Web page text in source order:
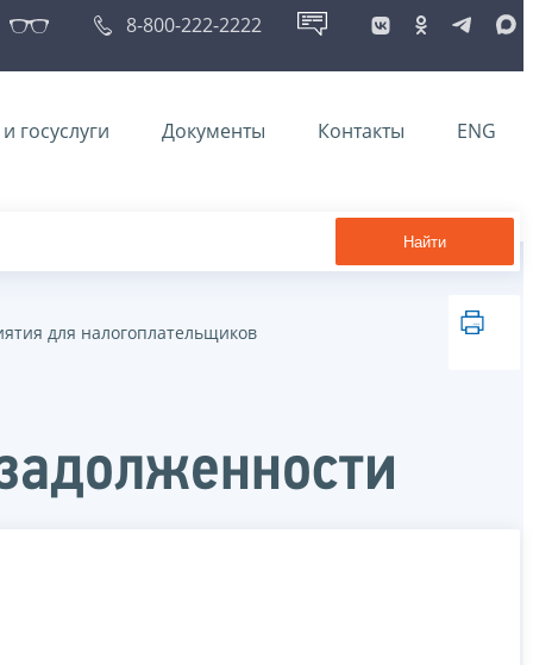
8-800-222-2222
госуслуги Документы Контакты ENG
Найти
для налогоплательщиков